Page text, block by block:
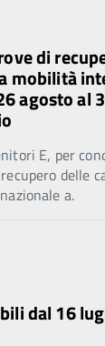
di
mobilità
agosto al
E, per
delle
a.
dal 16